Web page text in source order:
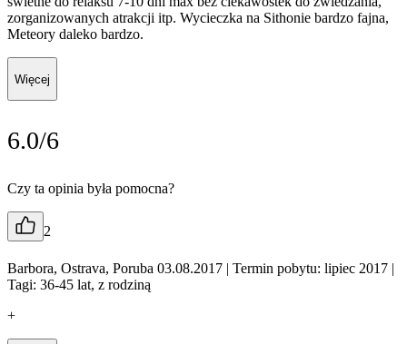
zorganizowanych atrakcji itp. Wycieczka na Sithonie bardzo fajna,
Meteory daleko bardzo.
Więcej
6.0/6
Czy ta opinia była pomocna?
2
Barbora, Ostrava, Poruba 03.08.2017 | Termin pobytu: lipiec 2017 |
Tagi: 36-45 lat, z rodziną
+